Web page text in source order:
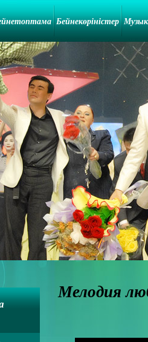
Бейнекөріністер
Мелодия